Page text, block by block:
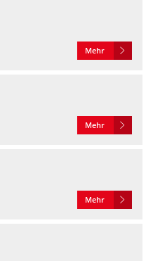
Mehr
Mehr
Mehr